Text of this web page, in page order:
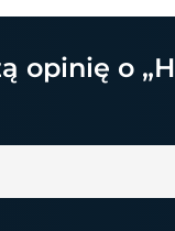
opinię o